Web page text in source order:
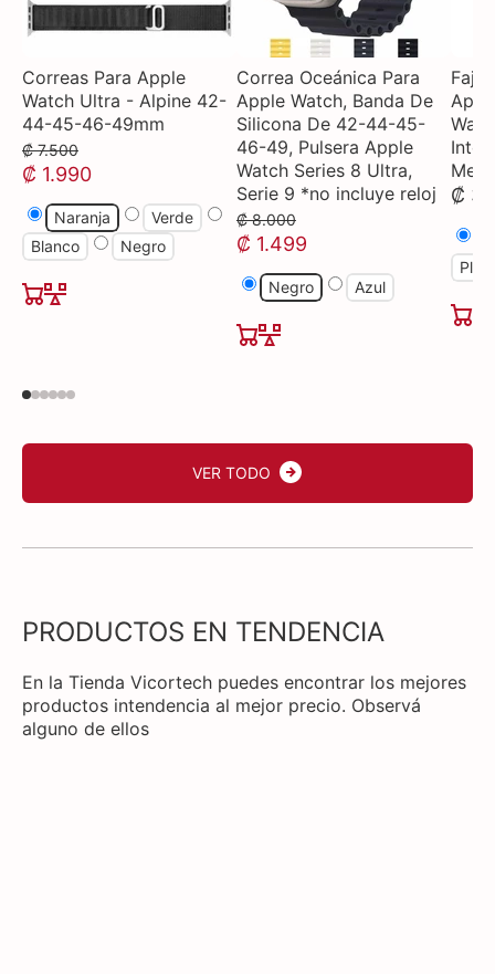
Correas Para Apple
Watch Ultra - Alpine 42-
44-45-46-49mm
₡ 7.500
₡ 1.990
Naranja
Verde
Blanco
Negro
Correa Oceánica Para
Apple Watch, Banda De
Silicona De 42-44-45-
46-49, Pulsera Apple
Watch Series 8 Ultra,
Serie 9 *no incluye reloj
₡ 8.000
₡ 1.499
Negro Azul
₡
VER TODO
PRODUCTOS EN TENDENCIA
En la Tienda Vicortech puedes encontrar los mejores
productos intendencia al mejor precio. Observá
alguno de ellos